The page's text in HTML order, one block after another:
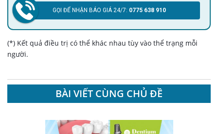
GỌI ĐỂ NHẬN BÁO GIÁ 24/7: 0775 638 910
(*) Kết quả điều trị có thể khác nhau tùy vào thể trạng mỗi
người.
BÀI VIẾT CÙNG CHỦ ĐỀ